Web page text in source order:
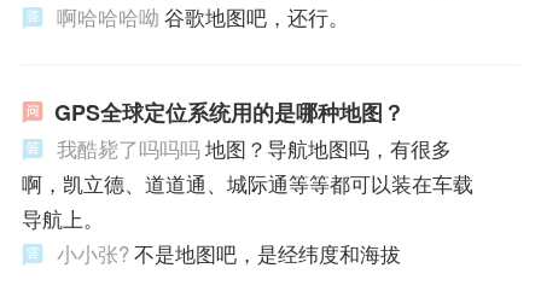
啊哈哈哈呦 谷歌地图吧，还行。
GPS全球定位系统用的是哪种地图？
我酷毙了吗吗吗地图？导航地图吗，有很多
啊，凯立德、道道通、城际通等等都可以装在车载
导航上。
小小张?不是地图吧，是经纬度和海拔